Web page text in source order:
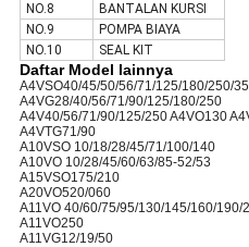
NO.8
BANTALAN KURSI
NO.9
POMPA BIAYA
NO.10
SEAL KIT
Daftar Model lainnya
A4VSO40/45/50/56/71/125/180/250/
A4VG28/40/56/71/90/125/180/250
A4V40/56/71/90/125/250 A4VO130
A4VTG71/90
A10VSO 10/18/28/45/71/100/140
A10VO 10/28/45/60/63/85-52/53
A15VSO175/210
A20VO520/060
A11VO 40/60/75/95/130/145/160/190/
A11VO250
A11VG12/19/50